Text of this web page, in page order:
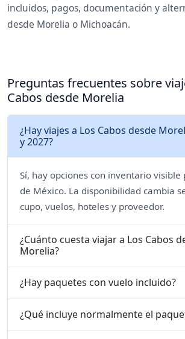
incluidos, pagos, documentación y
desde Morelia o Michoacán.
Preguntas frecuentes sobre
Cabos desde Morelia
¿Hay viajes a Los Cabos desde
y 2027?
Sí, hay opciones con inventario visible
de México. La disponibilidad cambia
cupo, vuelos, hoteles y proveedor.
¿Cuánto cuesta viajar a Los Cabos
Morelia?
¿Hay paquetes con vuelo incluido?
¿Qué incluye normalmente el